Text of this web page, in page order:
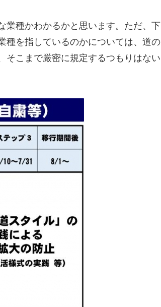
業種かわかるかと思います。ただ、下
種を指しているのかについては、道の
そこまで厳密に規定するつもりはない